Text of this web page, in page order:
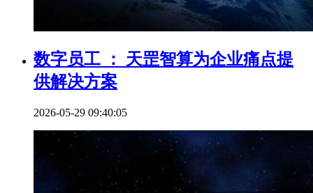
数字员工 ： 天罡智算为企业痛点提
供解决方案
2026-05-29 09:40:05